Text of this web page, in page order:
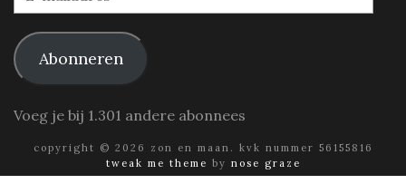
mailadres
Abonneren
Voeg je bij 1.301 andere abonnees
copyright © 2026 zon en maan. kvk nummer 56155816
tweak me theme by nose graze